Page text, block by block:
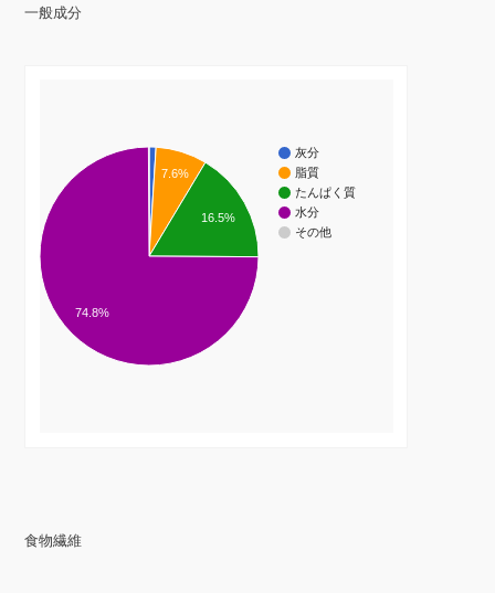
一般成分
灰分
脂質
たんぱく質
水分
その他
7.6%
16.5%
74.8%
食物繊維